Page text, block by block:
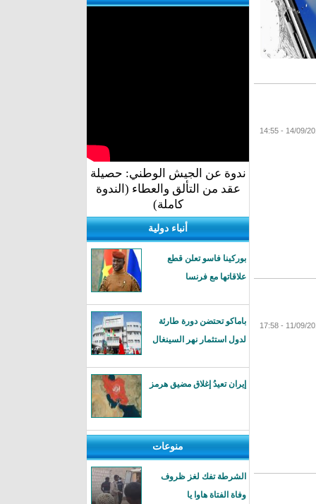
ندوة عن الجيش الوطني: حصيلة
عقد من التألق والعطاء (الندوة
كاملة)
أنباء دولية
بوركينا فاسو تعلن قطع
علاقاتها مع فرنسا
باماكو تحتضن دورة طارئة
لدول استثمار نهر السينغال
إيران تعيدُ إغلاق مضيق هرمز
منوعات
الشرطة تفك لغز ظروف
وفاة الفتاة هاوا يا